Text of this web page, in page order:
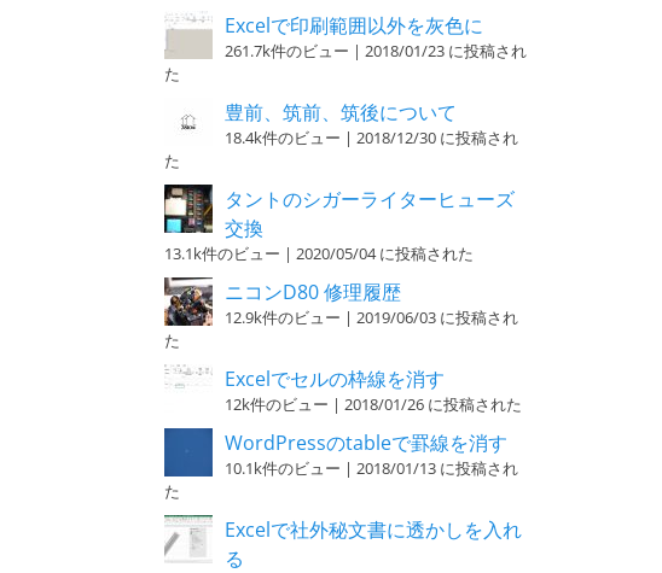
Excelで印刷範囲以外を灰色に
261.7k件のビュー | 2018/01/23 に投稿され
た
豊前、筑前、筑後について
18.4k件のビュー | 2018/12/30 に投稿され
た
タントのシガーライターヒューズ
交換
13.1k件のビュー | 2020/05/04 に投稿された
ニコンD80 修理履歴
12.9k件のビュー | 2019/06/03 に投稿され
た
Excelでセルの枠線を消す
12k件のビュー | 2018/01/26 に投稿された
WordPressのtableで罫線を消す
10.1k件のビュー | 2018/01/13 に投稿され
た
Excelで社外秘文書に透かしを入れ
る